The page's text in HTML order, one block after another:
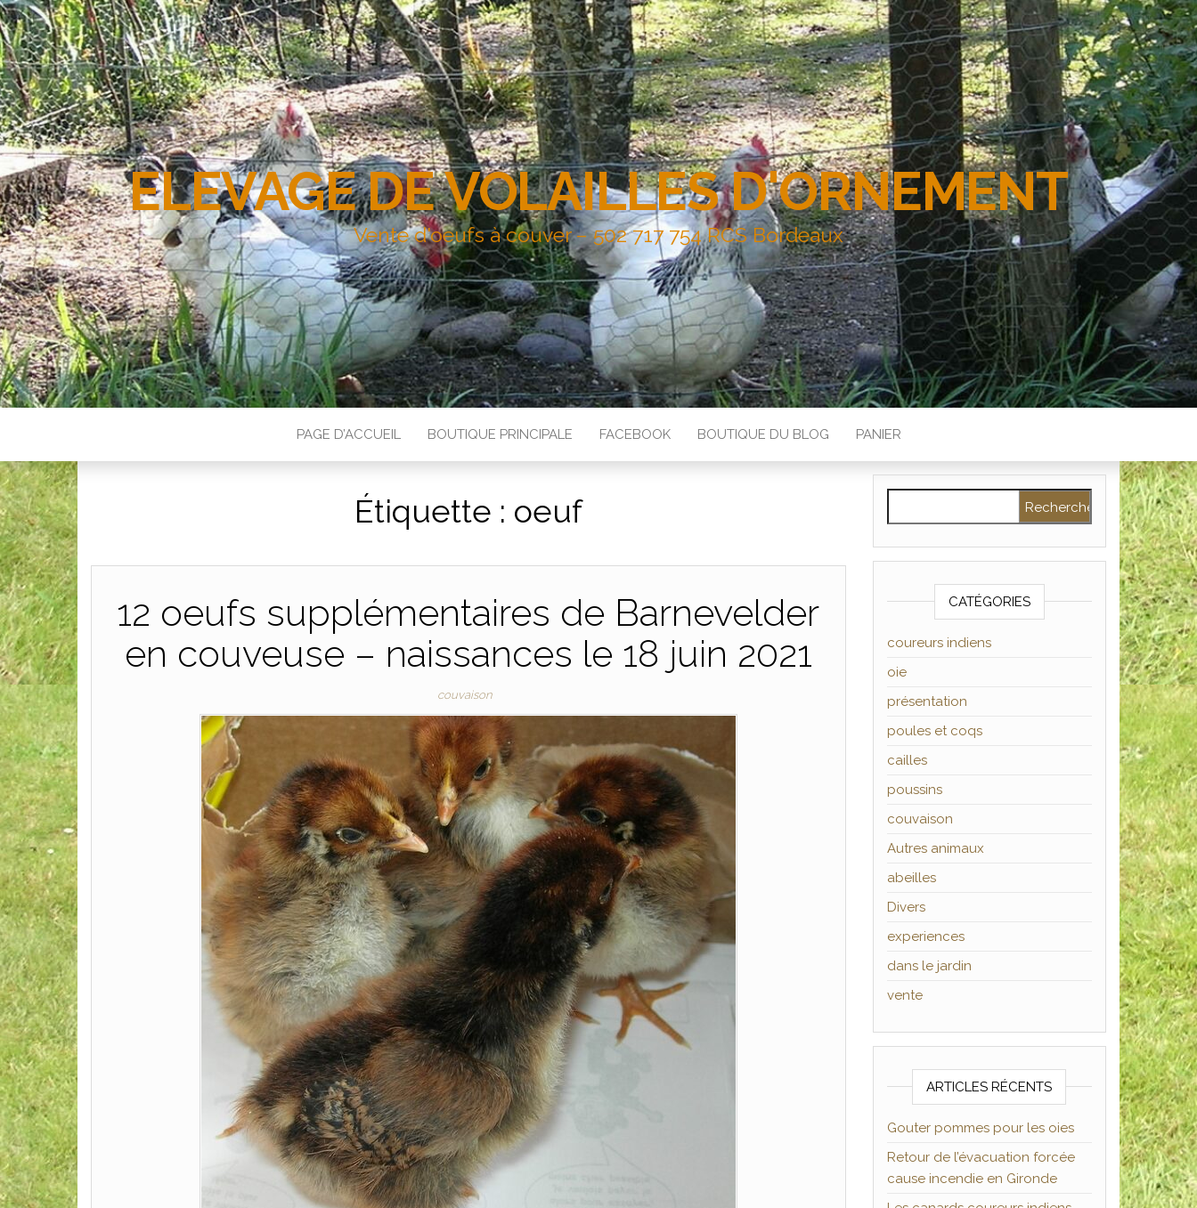
ELEVAGE DE VOLAILLES D'ORNEMENT
Vente d'oeufs à couver – 502 717 754 RCS Bordeaux
PAGE D’ACCUEIL BOUTIQUE PRINCIPALE FACEBOOK BOUTIQUE DU BLOG PANIER
Étiquette : oeuf
12 oeufs supplémentaires de Barnevelder
en couveuse – naissances le 18 juin 2021
couvaison
CATÉGORIES
coureurs indiens
oie
présentation
poules et coqs
cailles
poussins
couvaison
Autres animaux
abeilles
Divers
experiences
dans le jardin
vente
ARTICLES RÉCENTS
Gouter pommes pour les oies
Retour de l’évacuation forcée
cause incendie en Gironde